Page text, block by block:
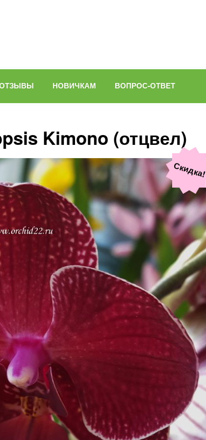
НОВИЧКАМ ВОПРОС-ОТВЕТ
Kimono (отцвел)
Скидка!